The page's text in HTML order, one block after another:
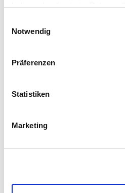
haben oder die sie im Rahmen
Notwendig
Präferenzen
Statistiken
Marketing
Gabby’s Dollhouse